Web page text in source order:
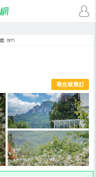
（97）
現在就預訂